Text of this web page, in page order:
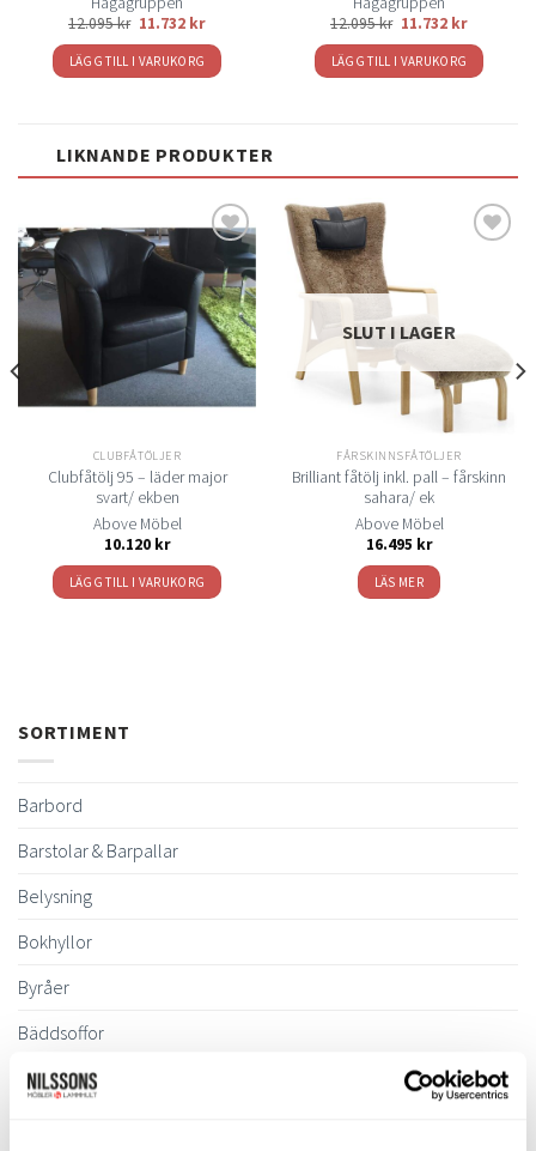
12.095kr 11.732 kr
LÄGG TILL I VARUKORG
12.095kr 11.732 kr
LÄGG TILL I VARUKORG
LIKNANDE PRODUKTER
Lägg
till i
önskelistan
CLUBFÅTÖLJER
Clubfåtölj 95 – läder major
svart/ ekben
Above Möbel
10.120 kr
LÄGG TILL I VARUKORG
SLUT I LAGER
FÅRSKINNSFÅTÖLJER
Brilliant fåtölj inkl. pall – fårskinn
sahara/ ek
Above Möbel
16.495 kr
LÄS MER
SORTIMENT
Barbord
Barstolar & Barpallar
Belysning
Bokhyllor
Byråer
Bäddsoffor
Bänkar & Pallar